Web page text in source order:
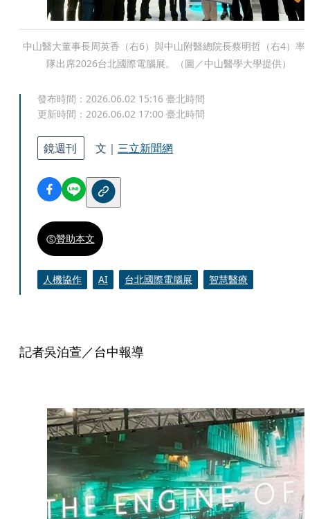
中山醫大董事長周英香（右6）與中山附醫總院長蔡明哲（右4）率
隊出席2026台北國際電腦展。（圖／中山醫學大學提供）
發布時間： 2026.06.02 15:16 臺北時間
更新時間： 2026.06.02 17:00 臺北時間
鏡週刊 文｜ 三立新聞網
贊助本文
人機協作 AI 台北國際電腦展 智慧醫療
記者吳泊萱／台中報導